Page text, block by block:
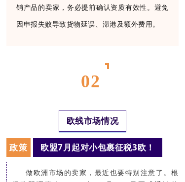
销产品的卖家，务必提前确认资质有效性。避免
因申报失败导致货物延误、滞港及额外费用。
02
R
A
C
I
欧线市场情况
政策 欧盟7月起对小包裹征税3欧 ！
做欧洲市场的卖家，最近也要特别注意了。根